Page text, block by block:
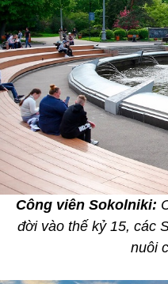
Công viên Sokolniki:
đời vào thế kỷ 15, các
nuôi